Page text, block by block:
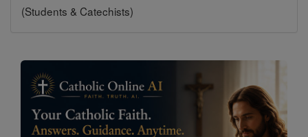
(Students & Catechists)